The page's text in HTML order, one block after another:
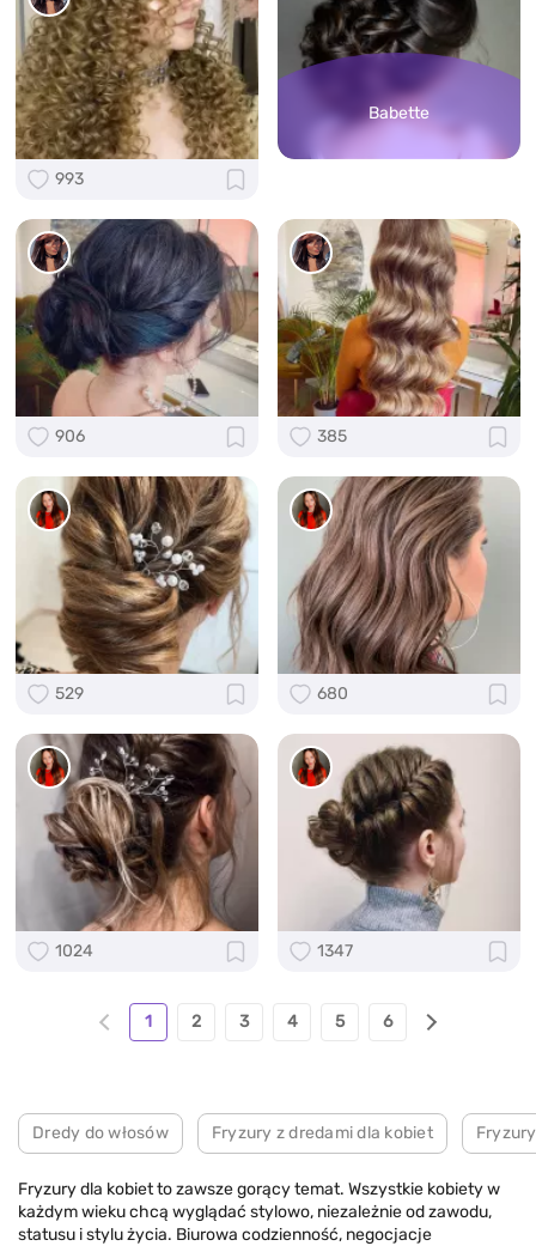
993
Babette
906 385
529 680
1024 1347
1 2 3 4 5 6
Dredy do włosów Fryzury z dredami dla kobiet
Fryzury dla kobiet to zawsze gorący temat. Wszystkie kobiety w
każdym wieku chcą wyglądać stylowo, niezależnie od zawodu,
statusu i stylu życia. Biurowa codzienność, negocjacje